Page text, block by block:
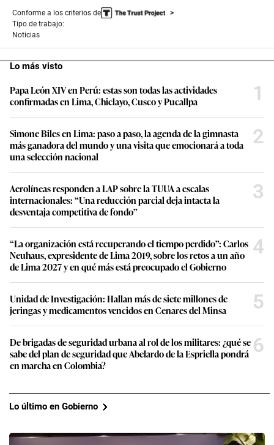
Conforme a los criterios de
Tipo de trabajo:
Noticias
Lo más visto
Papa León XIV en Perú: estas son todas las actividades
confirmadas en Lima, Chiclayo, Cusco y Pucallpa
1
Simone Biles en Lima: paso a paso, la agenda de la gimnasta
más ganadora del mundo y una visita que emocionará a toda
una selección nacional
2
Aerolíneas responden a LAP sobre la TUUA a escalas
internacionales: “Una reducción parcial deja intacta la
desventaja competitiva de fondo”
3
“La organización está recuperando el tiempo perdido”: Carlos
Neuhaus, expresidente de Lima 2019, sobre los retos a un año
de Lima 2027 y en qué más está preocupado el Gobierno
4
Unidad de Investigación: Hallan más de siete millones de
jeringas y medicamentos vencidos en Cenares del Minsa
5
De brigadas de seguridad urbana al rol de los militares: ¿qué se
sabe del plan de seguridad que Abelardo de la Espriella pondrá
en marcha en Colombia?
6
Lo último en Gobierno